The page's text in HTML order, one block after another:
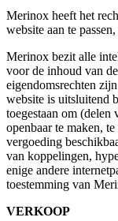
Merinox heeft het
website aan te
Merinox bezit alle
voor de inhoud van
eigendomsrechten
website is uitsluitend
toegestaan om (delen
openbaar te maken,
vergoeding
van koppelingen,
enige andere
toestemming van
VERKOOP